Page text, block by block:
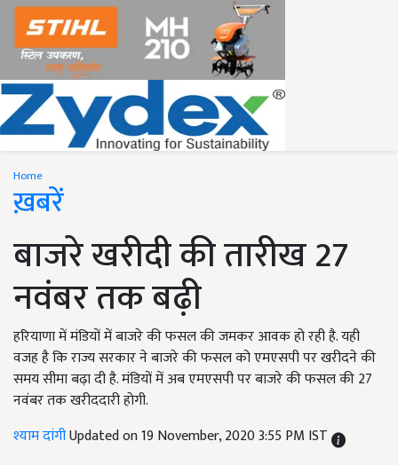
Home
ख़बरें
बाजरे खरीदी की तारीख 27
नवंबर तक बढ़ी
हरियाणा में मंडियों में बाजरे की फसल की जमकर आवक हो रही है. यही
वजह है कि राज्य सरकार ने बाजरे की फसल को एमएसपी पर खरीदने की
समय सीमा बढ़ा दी है. मंडियों में अब एमएसपी पर बाजरे की फसल की 27
नवंबर तक खरीददारी होगी.
श्याम दांगीUpdated on 19 November, 2020 3:55 PM IST